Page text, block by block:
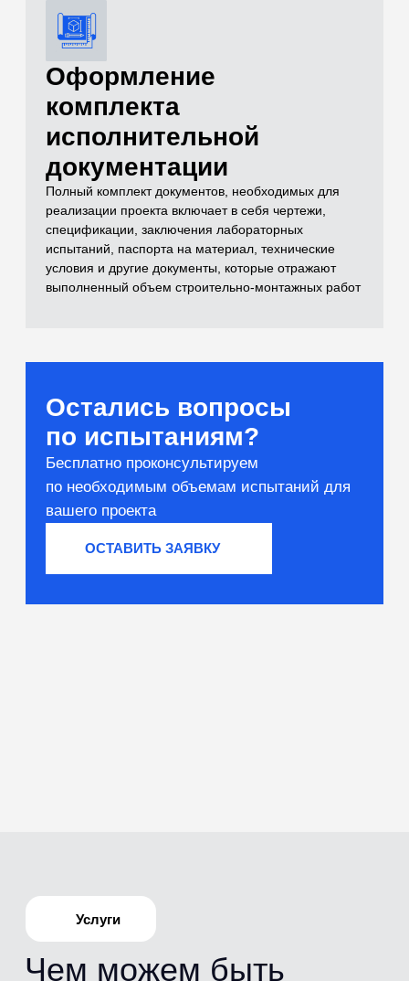
и лабораторные
испытания)
для расчетов оснований
[02]
Бетоны и растворы
Контроль качества монолитных
[03]
Нерудные материалы
[04]
Вяжущие и сырьё
Тестирование компонентов
проводимых
испытаний